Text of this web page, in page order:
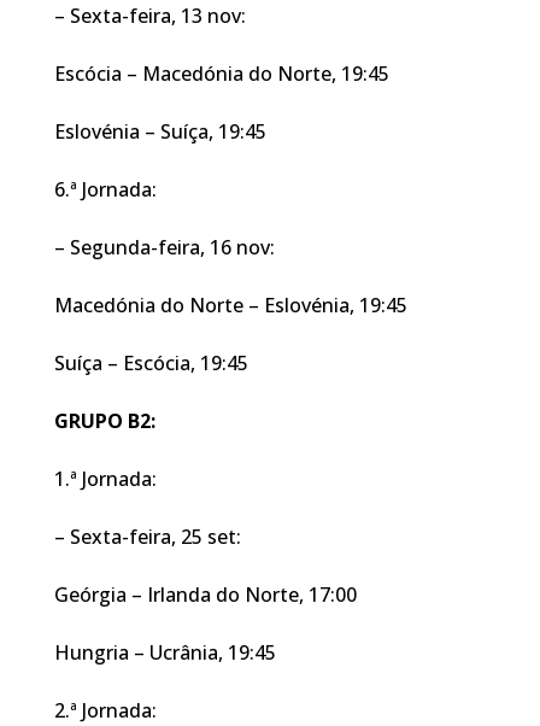
– Sexta-feira, 13 nov:
Escócia – Macedónia do Norte, 19:45
Eslovénia – Suíça, 19:45
6.ª Jornada:
– Segunda-feira, 16 nov:
Macedónia do Norte – Eslovénia, 19:45
Suíça – Escócia, 19:45
GRUPO B2:
1.ª Jornada:
– Sexta-feira, 25 set:
Geórgia – Irlanda do Norte, 17:00
Hungria – Ucrânia, 19:45
2.ª Jornada: